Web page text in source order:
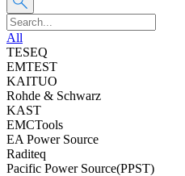
All
TESEQ
EMTEST
KAITUO
Rohde & Schwarz
KAST
EMCTools
EA Power Source
Raditeq
Pacific Power Source(PPST)